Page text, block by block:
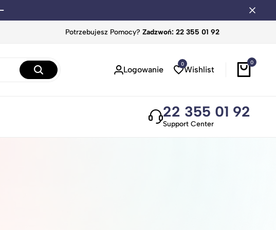
Potrzebujesz Pomocy?Zadzwoń: 22 355 01 92
Logowanie
0
Wishlist
0
22 355 01 92
Support Center